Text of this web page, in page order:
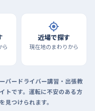
ら
近場で探す
現在地のまわりから
パードライバー講習・出張教
トです。運転に不安のある方
つけられます。